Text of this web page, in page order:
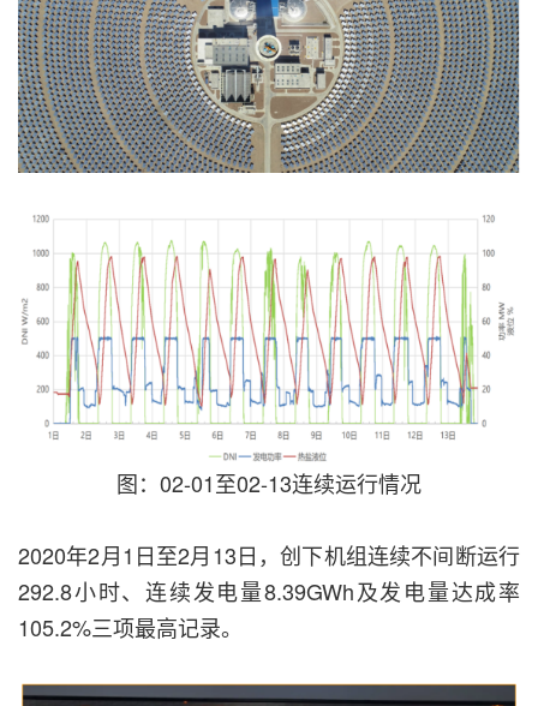
图：02-01至02-13连续运行情况
2020年2月1日至2月13日，创下机组连续不间断运行
292.8小时、连续发电量8.39GWh及发电量达成率
105.2%三项最高记录。